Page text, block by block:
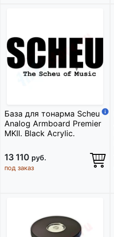
База для тонарма Scheu
Analog Armboard Premier
MKII. Black Acrylic.
13 110 руб.
под заказ